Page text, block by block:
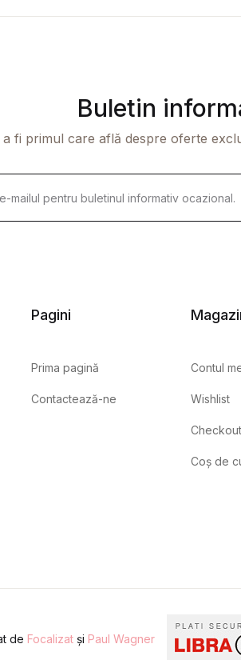
Buletin
fi primul care află despre oferte
Pagini
Prima pagină
Contactează-ne
Contul
Wishlist
Checkout
Coș de
de Focalizat și Paul Wagner